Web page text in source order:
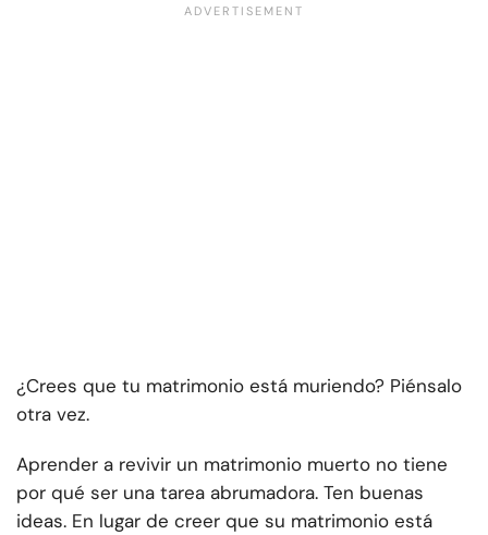
¿Crees que tu matrimonio está muriendo? Piénsalo
otra vez.
Aprender a revivir un matrimonio muerto no tiene
por qué ser una tarea abrumadora. Ten buenas
ideas. En lugar de creer que su matrimonio está